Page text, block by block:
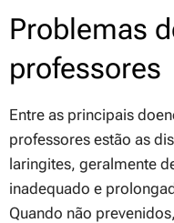
Problemas
professores
Entre as principais
professores estão as
laringites, geralmente
inadequado e
Quando não